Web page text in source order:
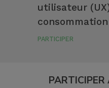
utilisateur
PARTICIPER